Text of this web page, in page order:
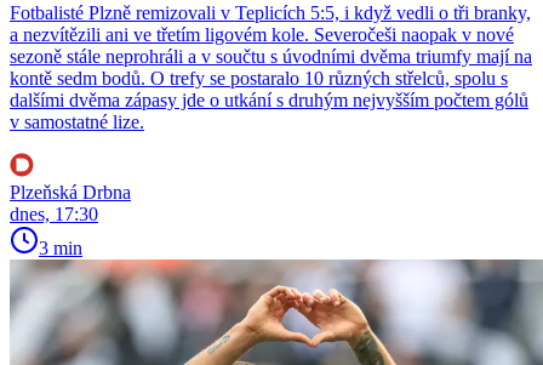
Fotbalisté Plzně remizovali v Teplicích 5:5, i když vedli o tři branky,
a nezvítězili ani ve třetím ligovém kole. Severočeši naopak v nové
sezoně stále neprohráli a v součtu s úvodními dvěma triumfy mají na
kontě sedm bodů. O trefy se postaralo 10 různých střelců, spolu s
dalšími dvěma zápasy jde o utkání s druhým nejvyšším počtem gólů
v samostatné lize.
Plzeňská Drbna
dnes, 17:30
3 min